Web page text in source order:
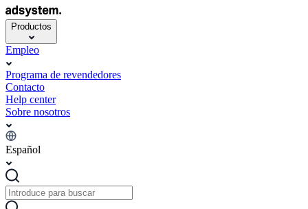
Productos
Empleo
Programa de revendedores
Contacto
Help center
Sobre nosotros
Español